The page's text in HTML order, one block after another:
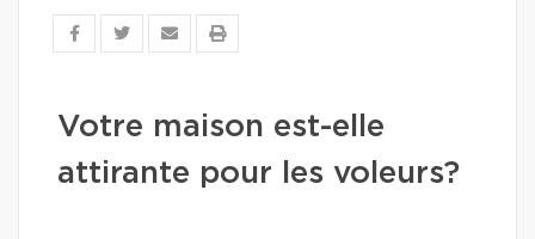
Votre maison est-elle
attirante pour les voleurs?